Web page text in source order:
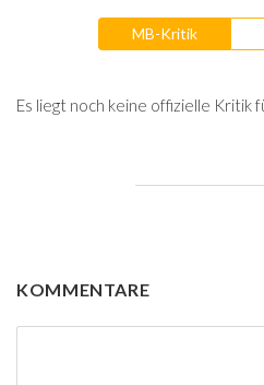
MB-Kritik
Es liegt noch keine offizielle Kritik
KOMMENTARE